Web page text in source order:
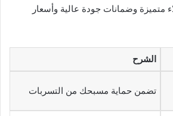
متميزة وضمانات جودة عالية وأسعار
الشرح
تضمن حماية مسبحك من التسربات